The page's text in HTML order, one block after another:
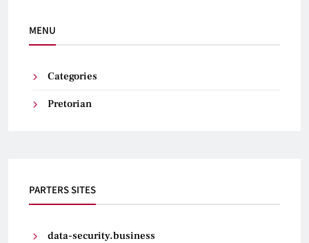
MENU
Categories
Pretorian
PARTERS SITES
data-security.business